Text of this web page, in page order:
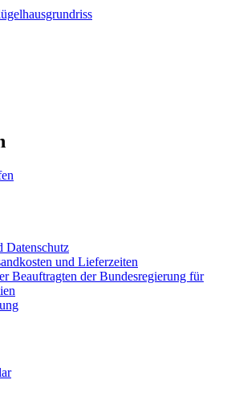
Datenschutz
und Lieferzeiten
Beauftragten der Bundesregierung für